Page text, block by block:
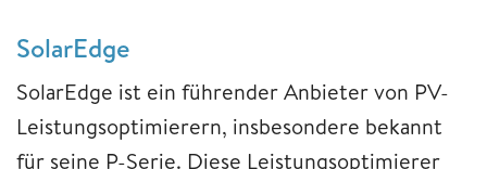
SolarEdge
SolarEdge ist ein führender Anbieter von PV-
Leistungsoptimierern, insbesondere bekannt
für seine P-Serie. Diese Leistungsoptimierer